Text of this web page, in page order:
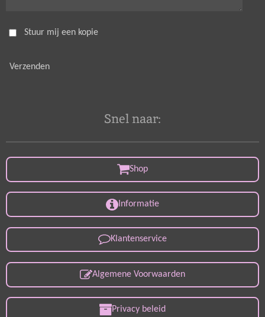
Stuur mij een kopie
Verzenden
Snel naar:
Shop
Informatie
Klantenservice
Algemene Voorwaarden
Privacy beleid